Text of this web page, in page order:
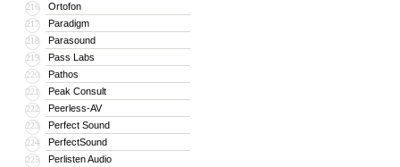
216 Ortofon
217 Paradigm
218 Parasound
219 Pass Labs
220 Pathos
221 Peak Consult
222 Peerless-AV
223 Perfect Sound
224 PerfectSound
225 Perlisten Audio